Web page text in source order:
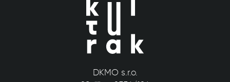
DKMO s.r.o.